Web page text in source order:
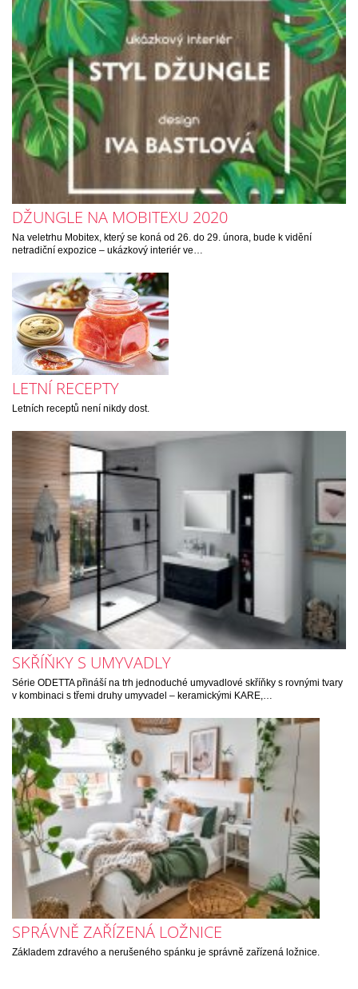
DŽUNGLE NA MOBITEXU 2020
Na veletrhu Mobitex, který se koná od 26. do 29. února, bude k vidění
netradiční expozice – ukázkový interiér ve…
LETNÍ RECEPTY
Letních receptů není nikdy dost.
SKŘÍŇKY S UMYVADLY
Série ODETTA přináší na trh jednoduché umyvadlové skříňky s rovnými tvary
v kombinaci s třemi druhy umyvadel – keramickými KARE,…
SPRÁVNĚ ZAŘÍZENÁ LOŽNICE
Základem zdravého a nerušeného spánku je správně zařízená ložnice.